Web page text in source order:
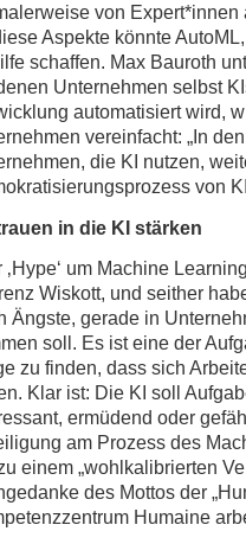
von
Aspekte könnte
schaffen. Max Bauroth
Unternehmen selbst
automatisiert wird,
vereinfacht: „In
die KI nutzen,
von
in die KI stärken
‚Hype‘ um Machine
Wiskott, und seither
Ängste, gerade in
soll. Es ist eine der
zu finden, dass sich
Klar ist: Die KI soll
ermüdend oder
am Prozess des
einem „wohlkalibrierten
des Mottos der
Humaine